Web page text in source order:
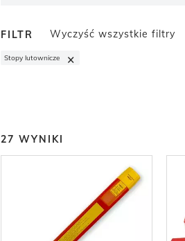
FILTR Wyczyść wszystkie filtry
Stopy lutownicze ×
27 WYNIKI